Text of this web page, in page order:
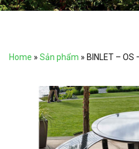
Home » Sản phẩm » BINLET – OS